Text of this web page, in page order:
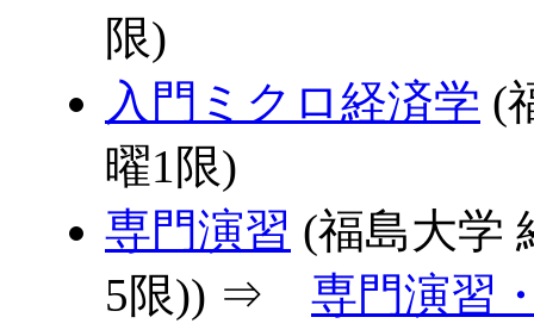
限)
入門ミクロ経済学 (
曜1限)
専門演習 (福島大学
5限)) ⇒ 専門演習